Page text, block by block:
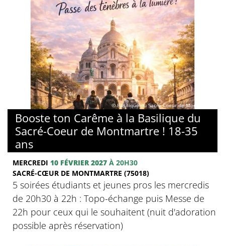
© Basilique du Sacré-Coeur de Montmartre
Booste ton Carême à la Basilique du
Sacré-Coeur de Montmartre ! 18-35
ans
MERCREDI 10 FÉVRIER 2027 À 20H30
SACRÉ-CŒUR DE MONTMARTRE (75018)
5 soirées étudiants et jeunes pros les mercredis
de 20h30 à 22h : Topo-échange puis Messe de
22h pour ceux qui le souhaitent (nuit d'adoration
possible après réservation)